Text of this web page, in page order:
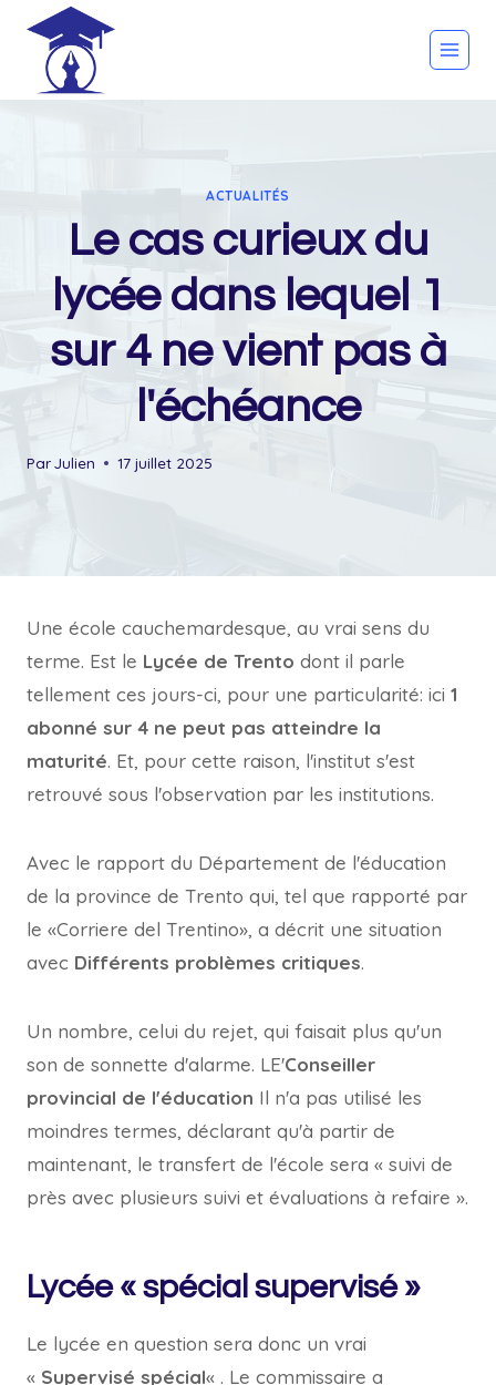
content
ACTUALITÉS
Le cas curieux du
lycée dans lequel 1
sur 4 ne vient pas à
l'échéance
ParJulien 17 juillet 2025
Une école cauchemardesque, au vrai sens du
terme. Est le Lycée de Trento dont il parle
tellement ces jours-ci, pour une particularité: ici 1
abonné sur 4 ne peut pas atteindre la
maturité. Et, pour cette raison, l'institut s'est
retrouvé sous l'observation par les institutions.
Avec le rapport du Département de l'éducation
de la province de Trento qui, tel que rapporté par
le «Corriere del Trentino», a décrit une situation
avec Différents problèmes critiques.
Un nombre, celui du rejet, qui faisait plus qu'un
son de sonnette d'alarme. LE'Conseiller
provincial de l'éducation Il n'a pas utilisé les
moindres termes, déclarant qu'à partir de
maintenant, le transfert de l'école sera « suivi de
près avec plusieurs suivi et évaluations à refaire ».
Lycée « spécial supervisé »
Le lycée en question sera donc un vrai
« Supervisé spécial« . Le commissaire a